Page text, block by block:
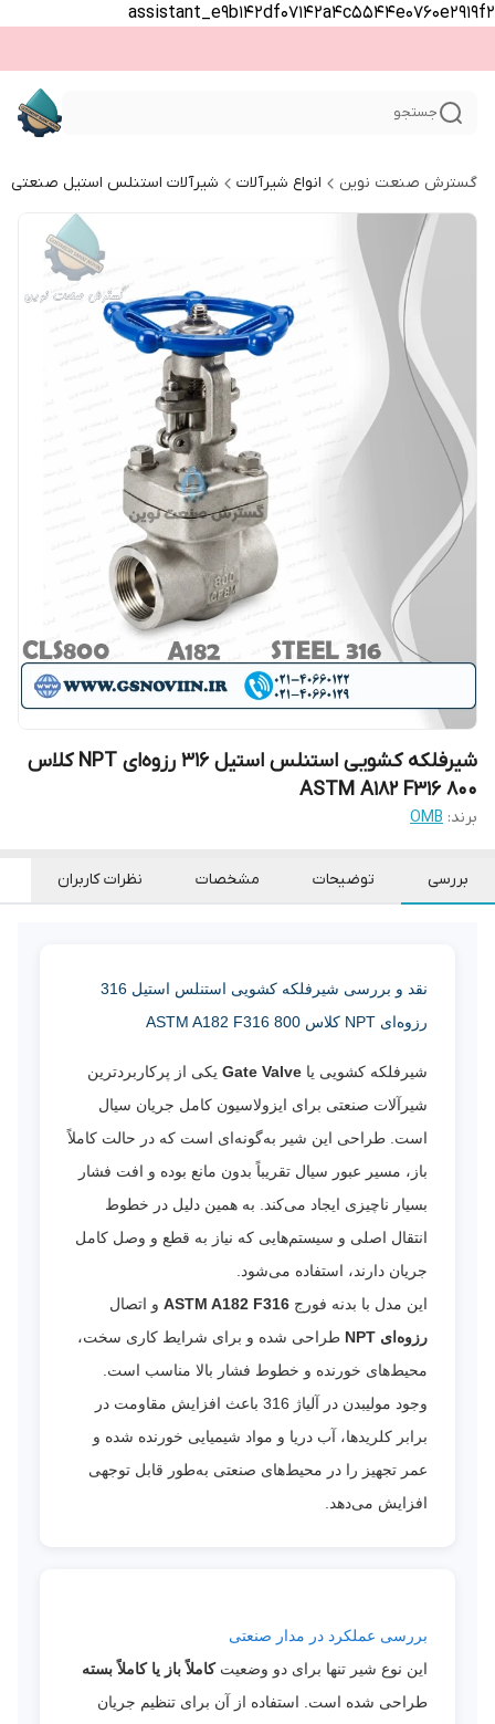
assistant_e9b142df07142a4c5544e0760e2919f2
جستجو
گسترش صنعت نوین انواع شیرآلات شیرآلات استنلس استیل صنعتی
شیرفلکه کشویی استنلس استیل 316 رزوه‌ای NPT کلاس
800 ASTM A182 F316
برند: OMB
بررسی توضیحات مشخصات نظرات کاربران
نقد و بررسی شیرفلکه کشویی استنلس استیل 316
رزوه‌ای NPT کلاس 800 ASTM A182 F316
شیرفلکه کشویی یا Gate Valve یکی از پرکاربردترین
شیرآلات صنعتی برای ایزولاسیون کامل جریان سیال
است. طراحی این شیر به‌گونه‌ای است که در حالت کاملاً
باز، مسیر عبور سیال تقریباً بدون مانع بوده و افت فشار
بسیار ناچیزی ایجاد می‌کند. به همین دلیل در خطوط
انتقال اصلی و سیستم‌هایی که نیاز به قطع و وصل کامل
جریان دارند، استفاده می‌شود.
این مدل با بدنه فورج ASTM A182 F316 و اتصال
رزوه‌ای NPT
طراحی شده و برای شرایط کاری سخت،
محیط‌های خورنده و خطوط فشار بالا مناسب است.
وجود مولیبدن در آلیاژ 316 باعث افزایش مقاومت در
برابر کلریدها، آب دریا و مواد شیمیایی خورنده شده و
عمر تجهیز را در محیط‌های صنعتی به‌طور قابل توجهی
افزایش می‌دهد.
بررسی عملکرد در مدار صنعتی
این نوع شیر تنها برای دو وضعیتکاملاً باز یا کاملاً بسته
طراحی شده است. استفاده از آن برای تنظیم جریان